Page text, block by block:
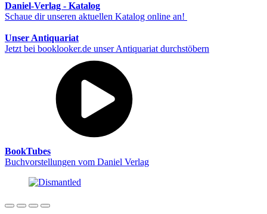
Daniel-Verlag - Katalog
Schaue dir unseren aktuellen Katalog online an!
Unser Antiquariat
Jetzt bei booklooker.de unser Antiquariat durchstöbern
BookTubes
Buchvorstellungen vom Daniel Verlag